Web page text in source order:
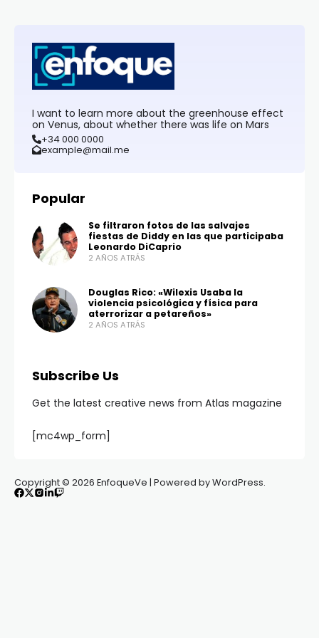
I want to learn more about the greenhouse effect
on Venus, about whether there was life on Mars
+34 000 0000
example@mail.me
Popular
Se filtraron fotos de las salvajes
fiestas de Diddy en las que participaba
Leonardo DiCaprio
2 AÑOS ATRÁS
Douglas Rico: «Wilexis Usaba la
violencia psicológica y física para
aterrorizar a petareños»
2 AÑOS ATRÁS
Subscribe Us
Get the latest creative news from Atlas magazine
[mc4wp_form]
Copyright © 2026 EnfoqueVe | Powered by WordPress.